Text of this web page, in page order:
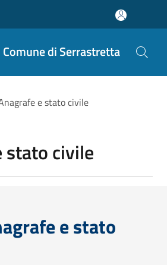
Comune di Serrastretta
e stato civile
stato civile
e stato